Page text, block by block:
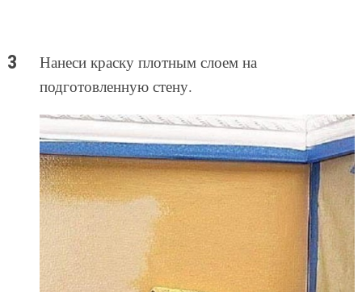
Нанеси краску плотным слоем на
подготовленную стену.